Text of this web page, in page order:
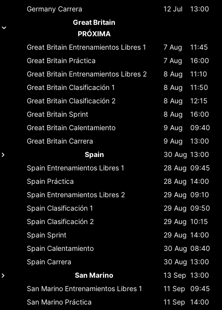
Germany Carrera 12 Jul
13:00
Great Britain
PRÓXIMA
Great Britain Entrenamientos Libres 1 7 Aug
11:45
Great Britain Práctica 7 Aug
16:00
Great Britain Entrenamientos Libres 2 8 Aug
11:10
Great Britain Clasificación 1 8 Aug
11:50
Great Britain Clasificación 2 8 Aug
12:15
Great Britain Sprint 8 Aug
16:00
Great Britain Calentamiento 9 Aug
09:40
Great Britain Carrera 9 Aug
13:00
Spain
30 Aug 13:00
Spain Entrenamientos Libres 1 28 Aug 09:45
Spain Práctica 28 Aug 14:00
Spain Entrenamientos Libres 2 29 Aug 09:10
Spain Clasificación 1 29 Aug 09:50
Spain Clasificación 2 29 Aug 10:15
Spain Sprint 29 Aug 14:00
Spain Calentamiento 30 Aug 08:40
Spain Carrera 30 Aug 13:00
San Marino
13 Sep 13:00
San Marino Entrenamientos Libres 1 11 Sep
09:45
San Marino Práctica 11 Sep
14:00